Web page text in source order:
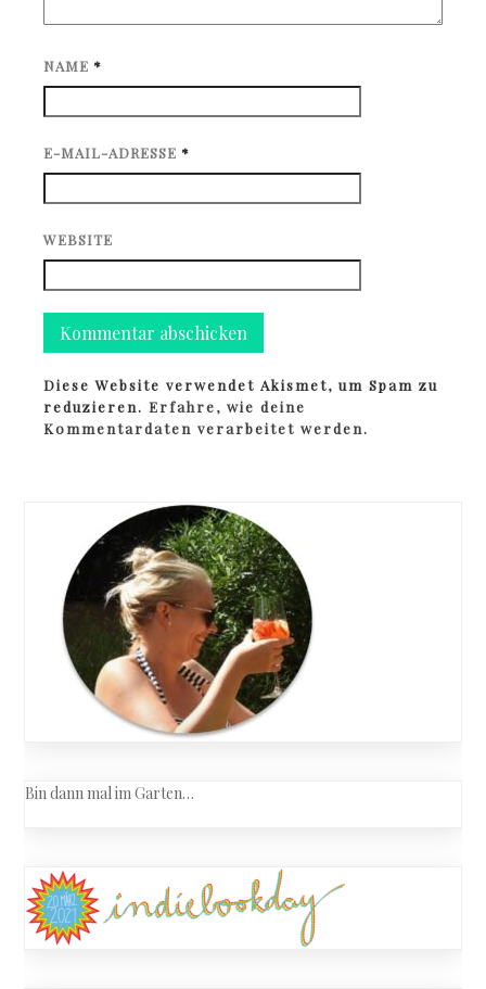
NAME *
E-MAIL-ADRESSE *
WEBSITE
Diese Website verwendet Akismet, um Spam zu
reduzieren.Erfahre, wie deine
Kommentardaten verarbeitet werden.
Bin dann mal im Garten…